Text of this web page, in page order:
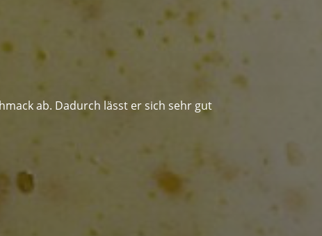
ab. Dadurch lässt er sich sehr gut